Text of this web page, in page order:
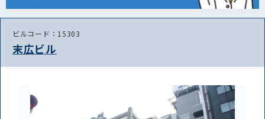
ビルコード：15303
末広ビル